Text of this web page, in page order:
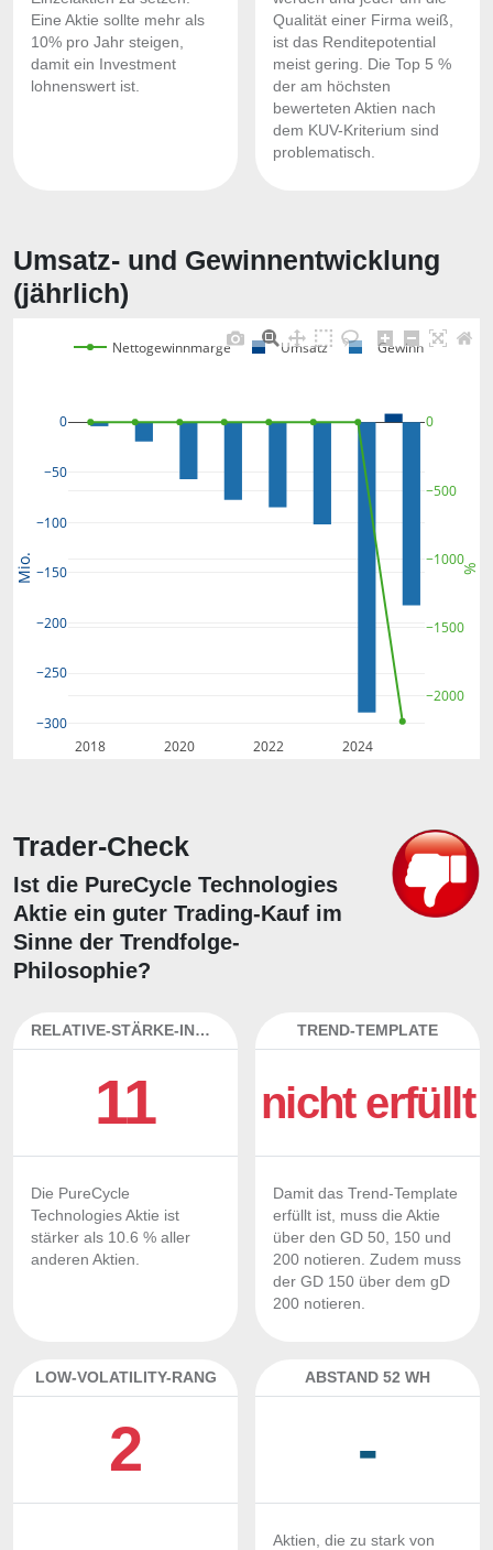
Eine Aktie sollte mehr als
10% pro Jahr steigen,
damit ein Investment
lohnenswert ist.
Qualität einer Firma weiß,
ist das Renditepotential
meist gering. Die Top 5 %
der am höchsten
bewerteten Aktien nach
dem KUV-Kriterium sind
problematisch.
Umsatz- und Gewinnentwicklung
(jährlich)
2018 2020 2022 2024
−300
−250
−200
−150
−100
−50
0
−2000
−1500
−1000
−500
0
Nettogewinnmarge Umsatz Gewinn
Mio. %
Trader-Check
Ist die PureCycle Technologies
Aktie ein guter Trading-Kauf im
Sinne der Trendfolge-
Philosophie?
RELATIVE-STÄRKE-INDEX
11
Die PureCycle
Technologies Aktie ist
stärker als 10.6 % aller
anderen Aktien.
TREND-TEMPLATE
nicht erfüllt
Damit das Trend-Template
erfüllt ist, muss die Aktie
über den GD 50, 150 und
200 notieren. Zudem muss
der GD 150 über dem gD
200 notieren.
LOW-VOLATILITY-RANG
2
ABSTAND 52 WH
-
Aktien, die zu stark von